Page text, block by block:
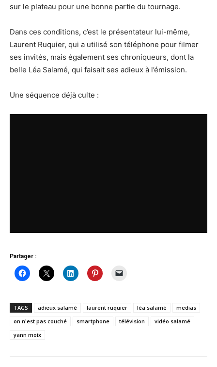
sur le plateau pour une bonne partie du tournage.
Dans ces conditions, c’est le présentateur lui-même,
Laurent Ruquier, qui a utilisé son téléphone pour filmer
ses invités, mais également ses chroniqueurs, dont la
belle Léa Salamé, qui faisait ses adieux à l’émission.
Une séquence déjà culte :
Partager :
TAGS adieux salamé laurent ruquier léa salamé
medias
on n'est pas couché
smartphone télévision
vidéo salamé
yann moix